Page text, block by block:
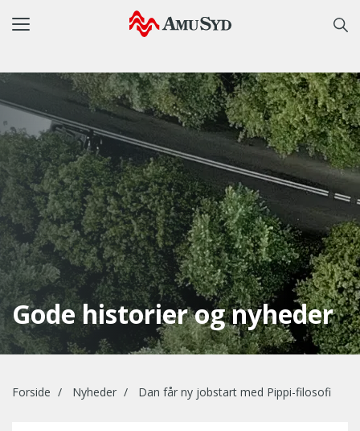
Toggle
Gode historier og nyheder
Forside Nyheder Dan får ny jobstart med Pippi-filosofi